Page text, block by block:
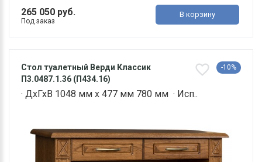
265 050 руб.
Под заказ
В корзину
Стол туалетный Верди Классик
П3.0487.1.36 (П434.16)
-10%
· ДхГхВ 1048 мм х 477 мм 780 мм · Исп..